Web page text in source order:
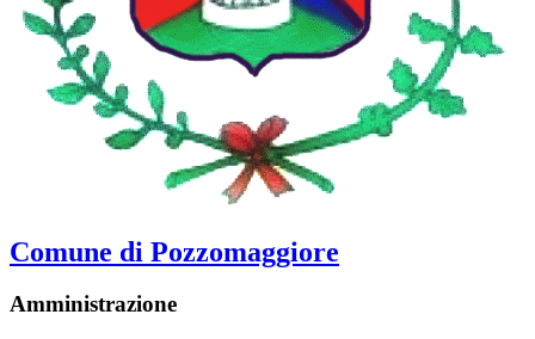
Comune di Pozzomaggiore
Amministrazione